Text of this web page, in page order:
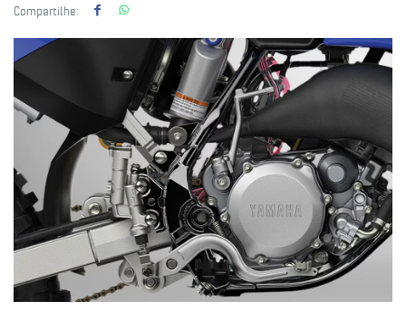
Compartilhe: